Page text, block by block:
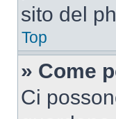
sito del
Top
» Come
Ci